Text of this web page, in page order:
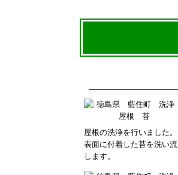
屋根の洗浄を行いました。
表面に付着した苔を洗い流
します。